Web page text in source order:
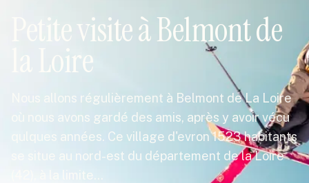
Petite visite à Belmont de
la Loire
Nous allons régulièrement à Belmont de La Loire
où nous avons gardé des amis, après y avoir vécu
qulques années. Ce village d'evron 1523 habitants
se situe au nord-est du département de la Loire
(42), à la limite…